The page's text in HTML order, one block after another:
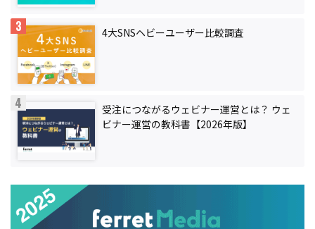
4大SNSヘビーユーザー比較調査
受注につながるウェビナー運営とは？ ウェ
ビナー運営の教科書【2026年版】